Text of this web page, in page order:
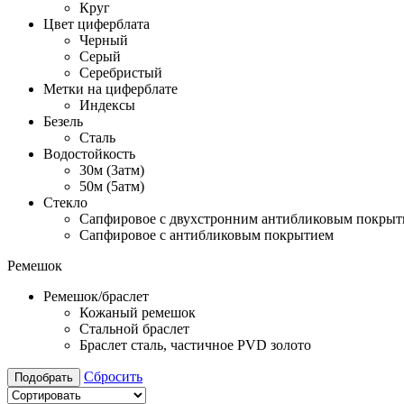
Круг
Цвет циферблата
Черный
Серый
Серебристый
Метки на циферблате
Индексы
Безель
Сталь
Водостойкость
30м (3атм)
50м (5атм)
Стекло
Сапфировое с двухстронним антибликовым
Сапфировое с антибликовым покрытием
Ремешок
Ремешок/браслет
Кожаный ремешок
Стальной браслет
Браслет сталь, частичное PVD золото
Подобрать Сбросить